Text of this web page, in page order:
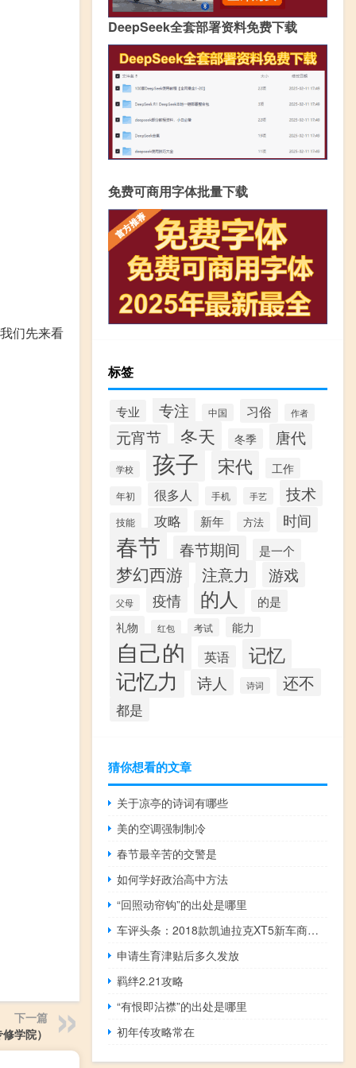
们先来看
下一篇
学院）
DeepSeek全套部署资料免费下载
免费可商用字体批量下载
标签
专业 专注 中国 习俗 作者
元宵节 冬天 冬季 唐代
学校 孩子 宋代 工作
年初 很多人 手机 手艺 技术
技能 攻略 新年 方法 时间
春节 春节期间 是一个
梦幻西游 注意力 游戏
父母 疫情 的人 的是
礼物 红包 考试 能力
自己的 英语 记忆
记忆力 诗人 诗词 还不
都是
猜你想看的文章
关于凉亭的诗词有哪些
美的空调强制制冷
春节最辛苦的交警是
如何学好政治高中方法
“回照动帘钩”的出处是哪里
车评头条：2018款凯迪拉克XT5新车商品性评价
申请生育津贴后多久发放
羁绊2.21攻略
“有恨即沾襟”的出处是哪里
初年传攻略常在